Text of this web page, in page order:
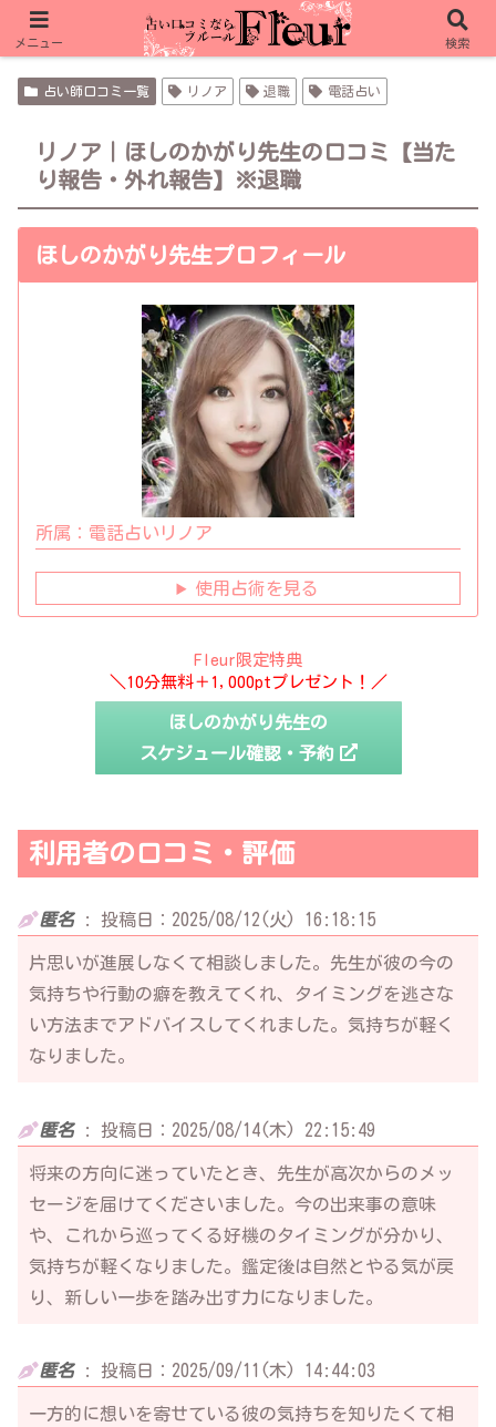
フルール限定特典 ピュアリ 合計15分無料
占い師口コミ一覧 リノア 退職 電話占い
リノア｜ほしのかがり先生の口コミ【当た
り報告・外れ報告】※退職
ほしのかがり先生プロフィール
所属： 電話占いリノア
使用占術を見る
Fleur限定特典
＼10分無料＋1,000ptプレゼント！／
ほしのかがり先生の
スケジュール確認・予約
利用者の口コミ・評価
匿名: 投稿日：2025/08/12(火) 16:18:15
片思いが進展しなくて相談しました。先生が彼の今の
気持ちや行動の癖を教えてくれ、タイミングを逃さな
い方法までアドバイスしてくれました。気持ちが軽く
なりました。
匿名: 投稿日：2025/08/14(木) 22:15:49
将来の方向に迷っていたとき、先生が高次からのメッ
セージを届けてくださいました。今の出来事の意味
や、これから巡ってくる好機のタイミングが分かり、
気持ちが軽くなりました。鑑定後は自然とやる気が戻
り、新しい一歩を踏み出す力になりました。
匿名: 投稿日：2025/09/11(木) 14:44:03
一方的に想いを寄せている彼の気持ちを知りたくて相
メニュー 検索